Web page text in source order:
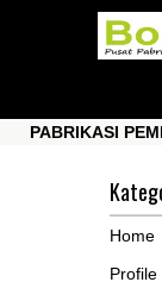
Home
Profile